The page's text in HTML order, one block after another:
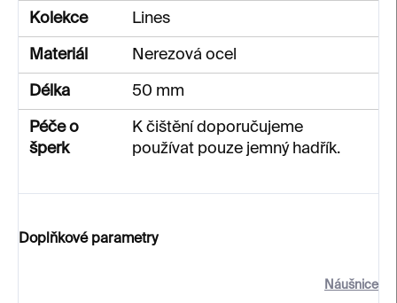
Kolekce Lines
Materiál Nerezová ocel
Délka 50 mm
Péče o
šperk
K čištění doporučujeme
používat pouze jemný hadřík.
Doplňkové parametry
Náušnice